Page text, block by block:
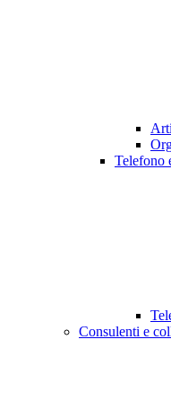
Telefono
Consulenti e